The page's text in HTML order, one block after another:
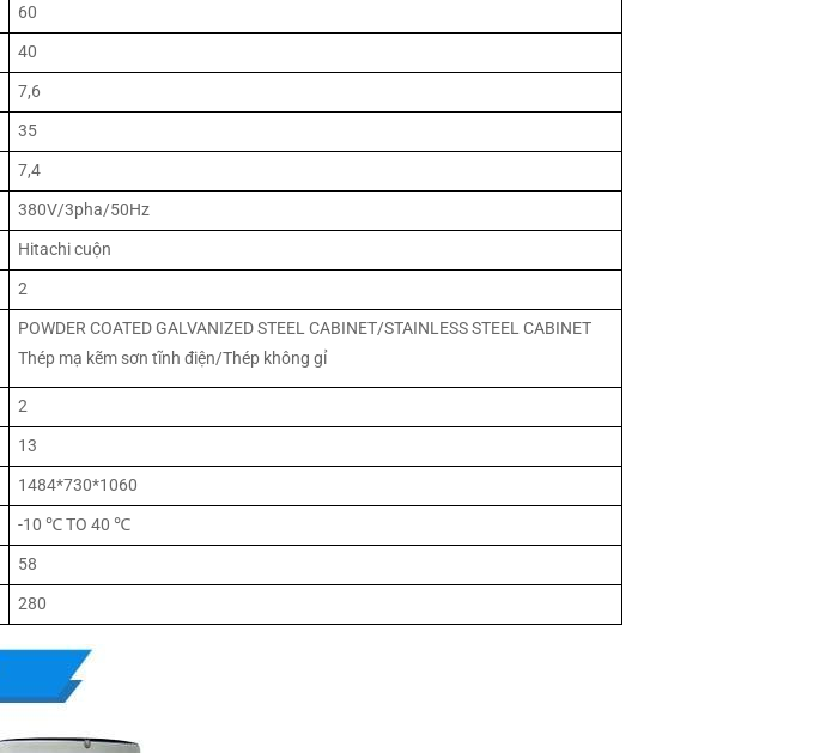
60
40
7,6
35
7,4
380V/3pha/50Hz
Hitachi cuộn
2
POWDER COATED GALVANIZED STEEL CABINET/STAINLESS STEEL CABINET
Thép mạ kẽm sơn tĩnh điện/Thép không gỉ
2
13
1484*730*1060
-10 ℃ TO 40 ℃
58
280